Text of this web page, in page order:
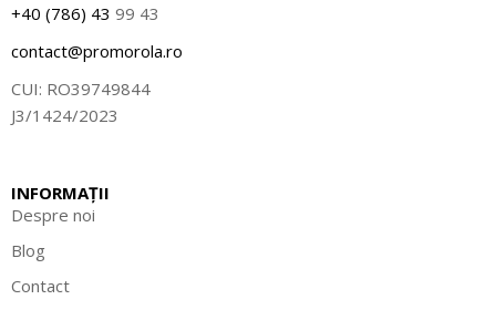
+40 (786) 43 99 43
contact@promorola.ro
CUI: RO39749844
J3/1424/2023
INFORMAȚII
Despre noi
Blog
Contact